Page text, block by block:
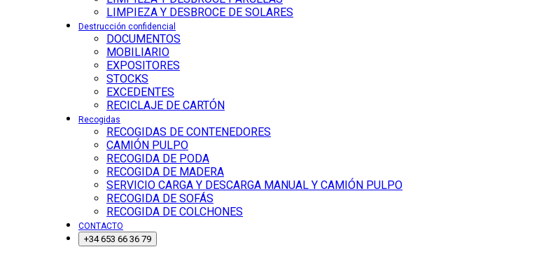
LIMPIEZA Y DESBROCE DE SOLARES
Destrucción confidencial
DOCUMENTOS
MOBILIARIO
EXPOSITORES
STOCKS
EXCEDENTES
RECICLAJE DE CARTÓN
Recogidas
RECOGIDAS DE CONTENEDORES
CAMIÓN PULPO
RECOGIDA DE PODA
RECOGIDA DE MADERA
SERVICIO CARGA Y DESCARGA MANUAL Y CAMIÓN PULPO
RECOGIDA DE SOFÁS
RECOGIDA DE COLCHONES
CONTACTO
+34 653 66 36 79